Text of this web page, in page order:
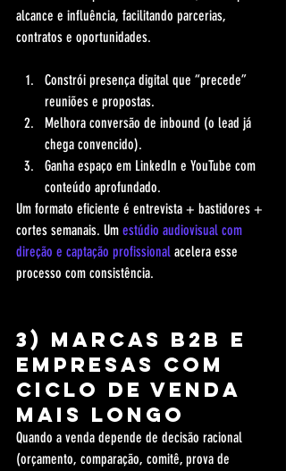
alcance e influência, facilitando parcerias,
contratos e oportunidades.
Constrói presença digital que “precede”
reuniões e propostas.
Melhora conversão de inbound (o lead já
chega convencido).
Ganha espaço em LinkedIn e YouTube com
conteúdo aprofundado.
Um formato eficiente é entrevista + bastidores +
cortes semanais. Um estúdio audiovisual com
direção e captação profissional acelera esse
processo com consistência.
3) Marcas B2B e
empresas com
ciclo de venda
mais longo
Quando a venda depende de decisão racional
(orçamento, comparação, comitê, prova de